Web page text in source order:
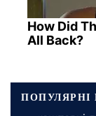
How Did
All Back?